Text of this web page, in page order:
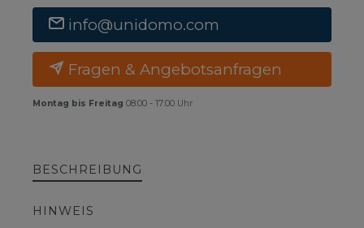
info@unidomo.com
Fragen & Angebotsanfragen
Montag bis Freitag 08:00 - 17:00 Uhr
BESCHREIBUNG
HINWEIS